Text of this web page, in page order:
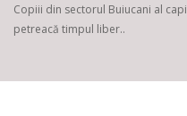
Copiii din sectorul Buiucani al
petreacă timpul liber..